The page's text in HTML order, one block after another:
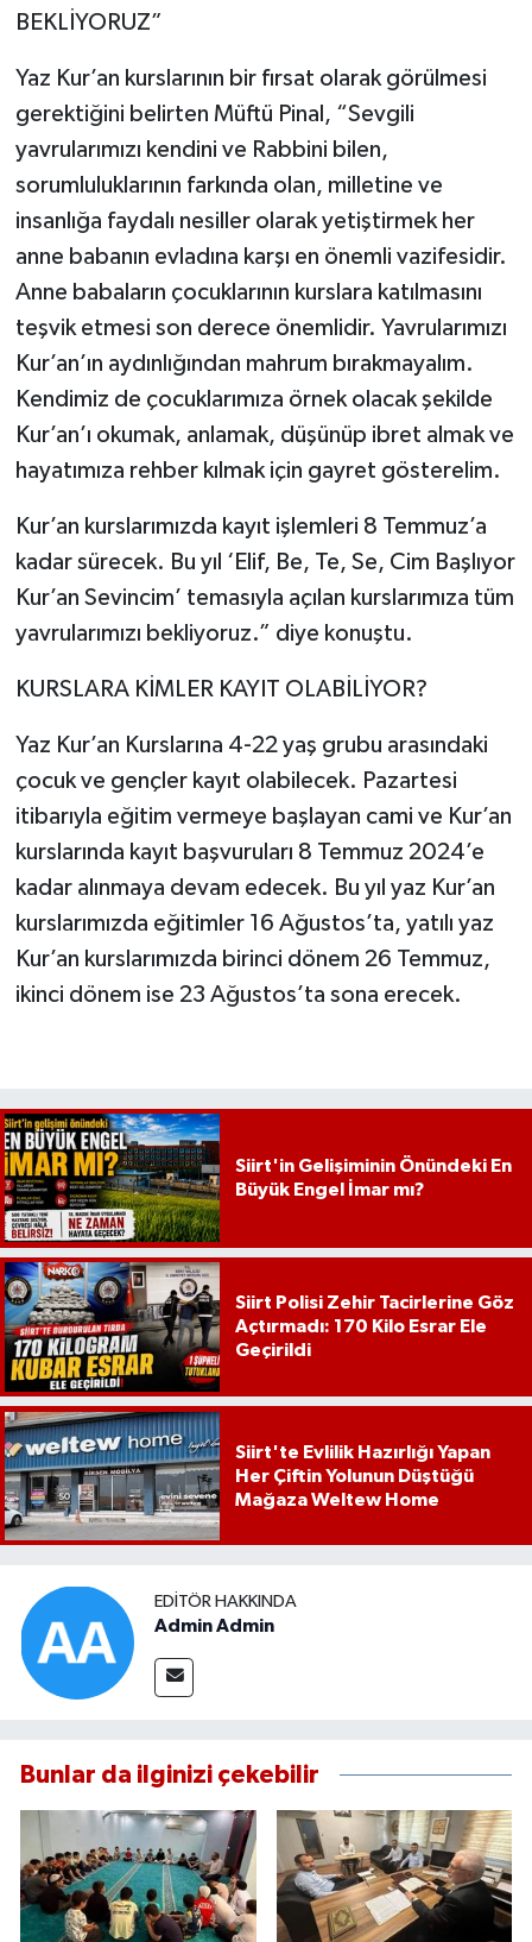
BEKLİYORUZ”
Yaz Kur’an kurslarının bir fırsat olarak görülmesi
gerektiğini belirten Müftü Pinal, “Sevgili
yavrularımızı kendini ve Rabbini bilen,
sorumluluklarının farkında olan, milletine ve
insanlığa faydalı nesiller olarak yetiştirmek her
anne babanın evladına karşı en önemli vazifesidir.
Anne babaların çocuklarının kurslara katılmasını
teşvik etmesi son derece önemlidir. Yavrularımızı
Kur’an’ın aydınlığından mahrum bırakmayalım.
Kendimiz de çocuklarımıza örnek olacak şekilde
Kur’an’ı okumak, anlamak, düşünüp ibret almak ve
hayatımıza rehber kılmak için gayret gösterelim.
Kur’an kurslarımızda kayıt işlemleri 8 Temmuz’a
kadar sürecek. Bu yıl ‘Elif, Be, Te, Se, Cim Başlıyor
Kur’an Sevincim’ temasıyla açılan kurslarımıza tüm
yavrularımızı bekliyoruz.” diye konuştu.
KURSLARA KİMLER KAYIT OLABİLİYOR?
Yaz Kur’an Kurslarına 4-22 yaş grubu arasındaki
çocuk ve gençler kayıt olabilecek. Pazartesi
itibarıyla eğitim vermeye başlayan cami ve Kur’an
kurslarında kayıt başvuruları 8 Temmuz 2024’e
kadar alınmaya devam edecek. Bu yıl yaz Kur’an
kurslarımızda eğitimler 16 Ağustos’ta, yatılı yaz
Kur’an kurslarımızda birinci dönem 26 Temmuz,
ikinci dönem ise 23 Ağustos’ta sona erecek.
Siirt'in Gelişiminin Önündeki En
Büyük Engel İmar mı?
Siirt Polisi Zehir Tacirlerine Göz
Açtırmadı: 170 Kilo Esrar Ele
Geçirildi
Siirt'te Evlilik Hazırlığı Yapan
Her Çiftin Yolunun Düştüğü
Mağaza Weltew Home
EDITÖR HAKKINDA
Admin Admin
Bunlar da ilginizi çekebilir